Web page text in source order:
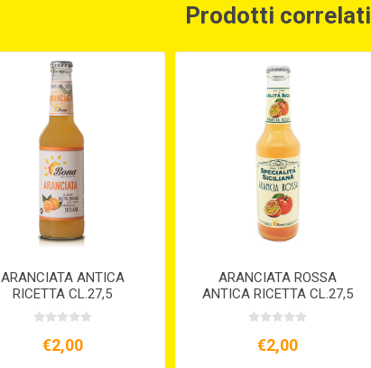
Prodotti correlati
ARANCIATA ANTICA
RICETTA CL.27,5
€2,00
ARANCIATA ROSSA
ANTICA RICETTA CL.27,5
€2,00